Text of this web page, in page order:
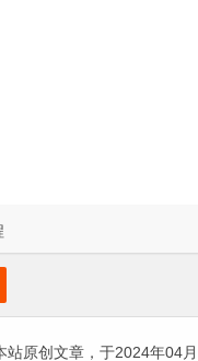
站原创文章，于2024年04